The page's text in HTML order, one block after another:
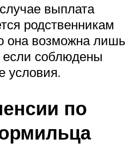
выплата
родственникам
она возможна лишь
если соблюдены
условия.
по